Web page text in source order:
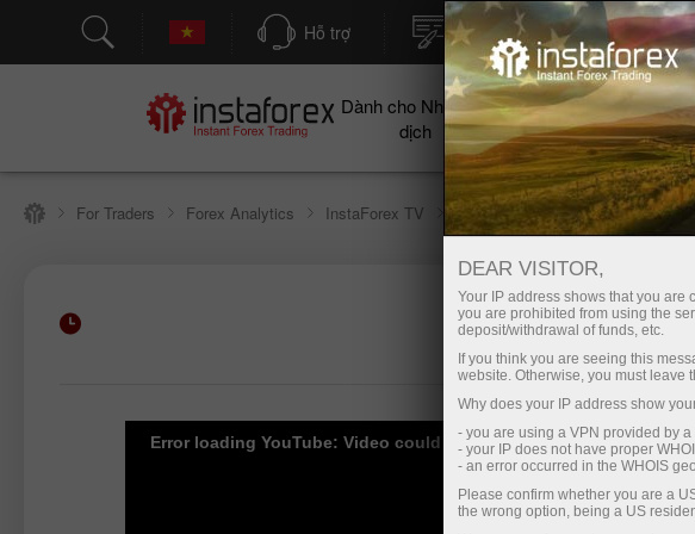
Hỗ trợ Mở tài khoản ngay lập tức
Dành cho Nhà giao
dịch
Cho người mới bắt
đầu
For Traders Forex Analytics InstaForex TV Forex TV News
Rút tiền
Error loading YouTube: Video could not be played
DEAR VISITOR,
Your IP address shows that you are
you are prohibited from using the
deposit/withdrawal of funds, etc.
If you think you are seeing this
website. Otherwise, you must leave
Why does your IP address show
- you are using a VPN provided by
- your IP does not have proper
- an error occurred in the WHOIS
Please confirm whether you are a
the wrong option, being a US